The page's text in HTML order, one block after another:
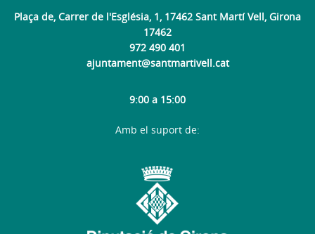
Plaça de, Carrer de l'Església, 1, 17462 Sant Martí Vell, Girona
17462
972 490 401
ajuntament@santmartivell.cat
9:00 a 15:00
Amb el suport de: